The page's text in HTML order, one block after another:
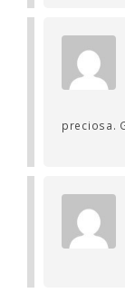
preciosa.